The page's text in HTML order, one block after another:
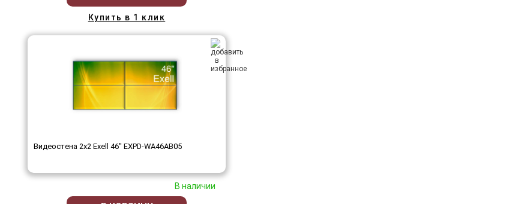
Купить в 1 клик
Видеостена 2x2 Exell 46" EXPD-WA46AB05
В наличии